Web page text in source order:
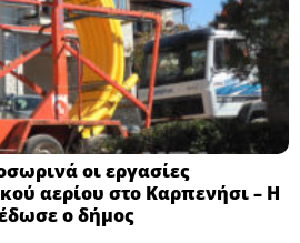
οι εργασίες
αερίου στο Καρπενήσι – Η
ο δήμος